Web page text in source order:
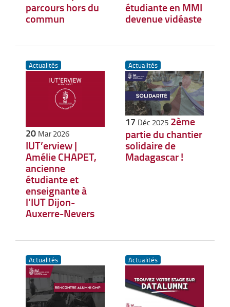
parcours hors du
commun
étudiante en MMI
devenue vidéaste
Actualités
20 Mar 2026
IUT’erview |
Amélie CHAPET,
ancienne
étudiante et
enseignante à
l’IUT Dijon-
Auxerre-Nevers
Actualités
17 Déc 2025 2ème
partie du chantier
solidaire de
Madagascar !
Actualités Actualités